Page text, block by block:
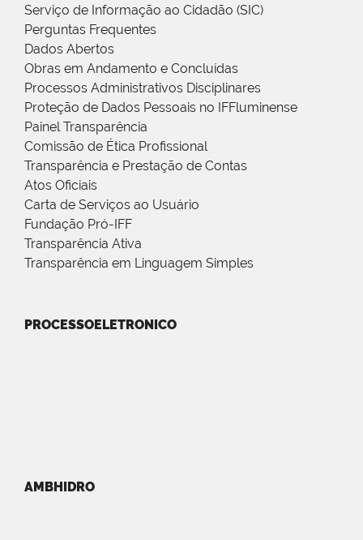
Serviço de Informação ao Cidadão (SIC)
Perguntas Frequentes
Dados Abertos
Obras em Andamento e Concluídas
Processos Administrativos Disciplinares
Proteção de Dados Pessoais no IFFluminense
Painel Transparência
Comissão de Ética Profissional
Transparência e Prestação de Contas
Atos Oficiais
Carta de Serviços ao Usuário
Fundação Pró-IFF
Transparência Ativa
Transparência em Linguagem Simples
PROCESSOELETRONICO
AMBHIDRO